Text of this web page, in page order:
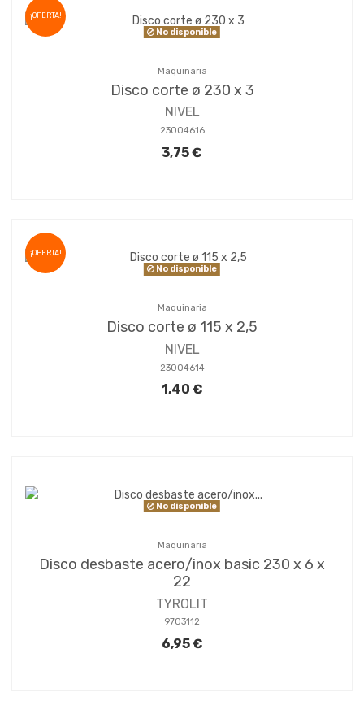
¡OFERTA!
No disponible
Maquinaria
Disco corte ø 230 x 3
NIVEL
23004616
3,75 €
¡OFERTA!
No disponible
Maquinaria
Disco corte ø 115 x 2,5
NIVEL
23004614
1,40 €
No disponible
Maquinaria
Disco desbaste acero/inox basic 230 x 6 x
22
TYROLIT
9703112
6,95 €